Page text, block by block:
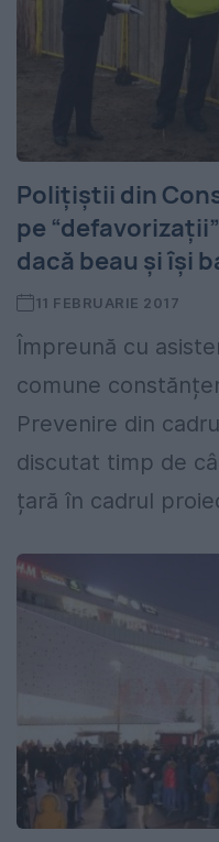
Polițiștii din
pe
dacă beau și își
11 FEBRUARIE 2017
Împreună cu
comune
Prevenire din
discutat timp de
țară în cadrul